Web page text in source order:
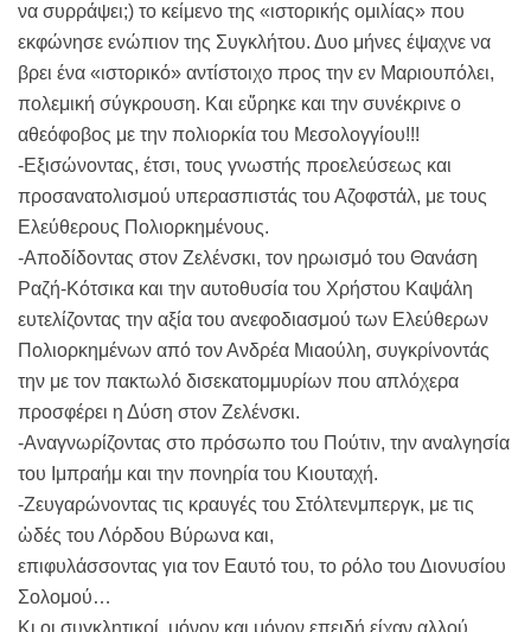
να συρράψει;) το κείμενο της «ιστορικής ομιλίας» που
εκφώνησε ενώπιον της Συγκλήτου. Δυο μήνες έψαχνε να
βρει ένα «ιστορικό» αντίστοιχο προς την εν Μαριουπόλει,
πολεμική σύγκρουση. Και εὕρηκε και την συνέκρινε ο
αθεόφοβος με την πολιορκία του Μεσολογγίου!!!
-Εξισώνοντας, έτσι, τους γνωστής προελεύσεως και
προσανατολισμού υπερασπιστάς του Αζοφστάλ, με τους
Ελεύθερους Πολιορκημένους.
-Αποδίδοντας στον Ζελένσκι, τον ηρωισμό του Θανάση
Ραζή-Κότσικα και την αυτοθυσία του Χρήστου Καψάλη
ευτελίζοντας την αξία του ανεφοδιασμού των Ελεύθερων
Πολιορκημένων από τον Ανδρέα Μιαούλη, συγκρίνοντάς
την με τον πακτωλό δισεκατομμυρίων που απλόχερα
προσφέρει η Δύση στον Ζελένσκι.
-Αναγνωρίζοντας στο πρόσωπο του Πούτιν, την αναλγησία
του Ιμπραήμ και την πονηρία του Κιουταχή.
-Ζευγαρώνοντας τις κραυγές του Στόλτενμπεργκ, με τις
ὠδές του Λόρδου Βύρωνα και,
επιφυλάσσοντας για τον Εαυτό του, το ρόλο του Διονυσίου
Σολομού…